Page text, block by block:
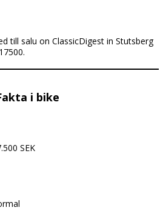
till salu on ClassicDigest in Stutsberg
i bike
SEK